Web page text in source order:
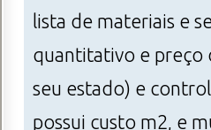
lista de materiais e
quantitativo e preço
seu estado) e
possui custo m2, e